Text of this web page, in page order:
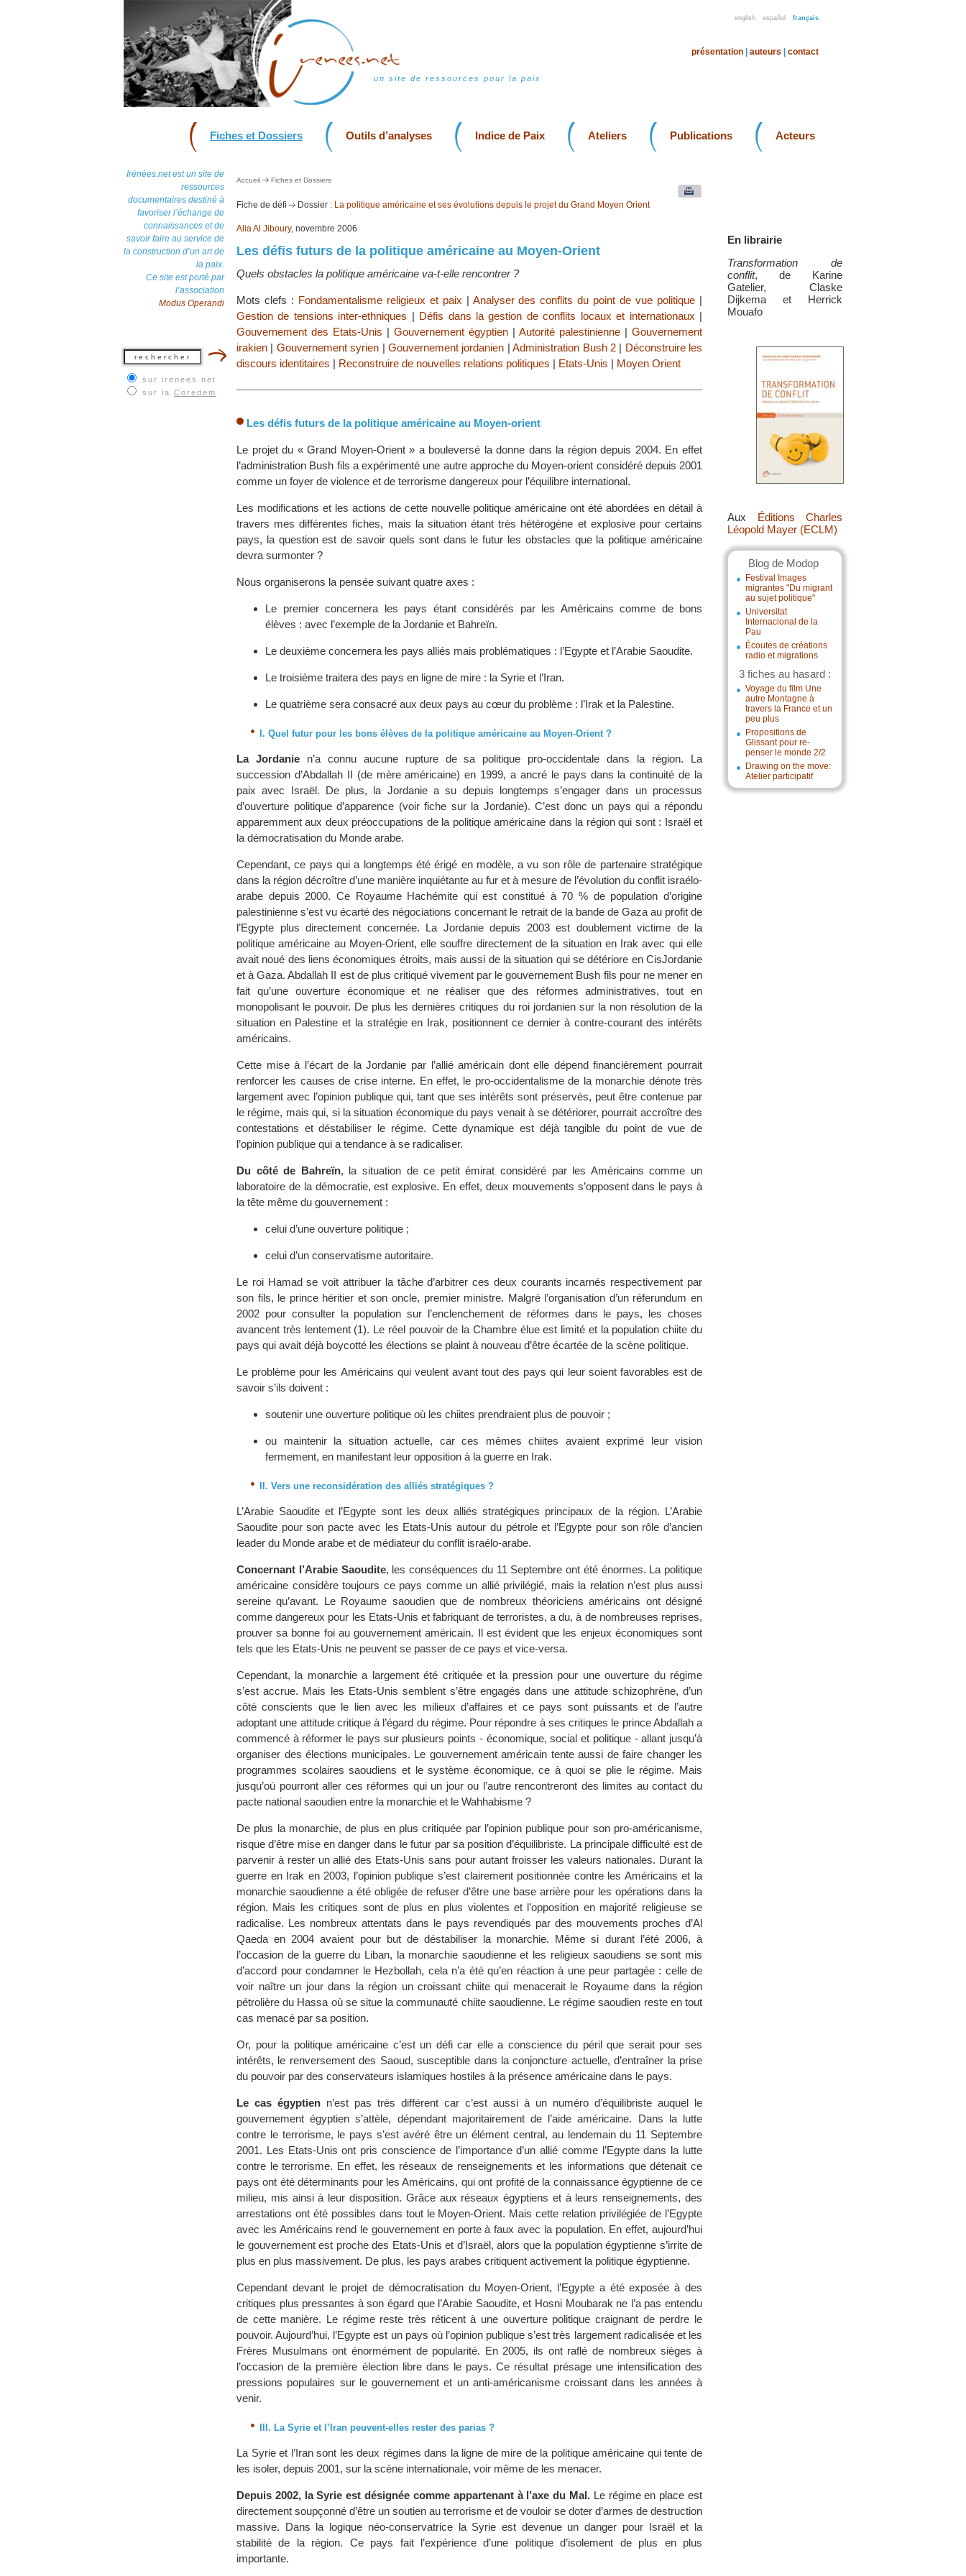
english español français
un site de ressources pour la paix
présentation auteurs contact
Fiches et Dossiers Outils d’analyses Indice de Paix Ateliers Publications Acteurs
Irénées.net est un site de
ressources
documentaires destiné à
favoriser l’échange de
connaissances et de
savoir faire au service de
la construction d’un art de
la paix.
Ce site est porté par
l’association
Modus Operandi
sur irenees.net
sur la Coredem
En librairie
Transformation de
conflit, de Karine
Gatelier, Claske
Dijkema et Herrick
Mouafo
Aux Éditions Charles
Léopold Mayer (ECLM)
Blog de Modop
Festival Images
migrantes "Du migrant
au sujet politique"
Universitat
Internacional de la
Pau
Écoutes de créations
radio et migrations
3 fiches au hasard :
Voyage du film Une
autre Montagne à
travers la France et un
peu plus
Propositions de
Glissant pour re-
penser le monde 2/2
Drawing on the move:
Atelier participatif
Accueil Fiches et Dossiers
Fiche de défi Dossier : La politique américaine et ses évolutions depuis le projet du Grand Moyen Orient
Alia Al Jiboury, novembre 2006
Les défis futurs de la politique américaine au Moyen-Orient
Quels obstacles la politique américaine va-t-elle rencontrer ?
Mots clefs : Fondamentalisme religieux et paix | Analyser des conflits du point de vue politique |
Gestion de tensions inter-ethniques | Défis dans la gestion de conflits locaux et internationaux |
Gouvernement des Etats-Unis | Gouvernement égyptien | Autorité palestinienne | Gouvernement
irakien | Gouvernement syrien | Gouvernement jordanien |Administration Bush 2| Déconstruire les
discours identitaires | Reconstruire de nouvelles relations politiques | Etats-Unis | Moyen Orient
Les défis futurs de la politique américaine au Moyen-orient
Le projet du « Grand Moyen-Orient » a bouleversé la donne dans la région depuis 2004. En effet
l’administration Bush fils a expérimenté une autre approche du Moyen-orient considéré depuis 2001
comme un foyer de violence et de terrorisme dangereux pour l’équilibre international.
Les modifications et les actions de cette nouvelle politique américaine ont été abordées en détail à
travers mes différentes fiches, mais la situation étant très hétérogène et explosive pour certains
pays, la question est de savoir quels sont dans le futur les obstacles que la politique américaine
devra surmonter ?
Nous organiserons la pensée suivant quatre axes :
Le premier concernera les pays étant considérés par les Américains comme de bons
élèves : avec l’exemple de la Jordanie et Bahreïn.
Le deuxième concernera les pays alliés mais problématiques : l’Egypte et l’Arabie Saoudite.
Le troisième traitera des pays en ligne de mire : la Syrie et l’Iran.
Le quatrième sera consacré aux deux pays au cœur du problème : l’Irak et la Palestine.
I. Quel futur pour les bons élèves de la politique américaine au Moyen-Orient ?
La Jordanien’a connu aucune rupture de sa politique pro-occidentale dans la région. La
succession d’Abdallah II (de mère américaine) en 1999, a ancré le pays dans la continuité de la
paix avec Israël. De plus, la Jordanie a su depuis longtemps s’engager dans un processus
d’ouverture politique d’apparence (voir fiche sur la Jordanie). C’est donc un pays qui a répondu
apparemment aux deux préoccupations de la politique américaine dans la région qui sont : Israël et
la démocratisation du Monde arabe.
Cependant, ce pays qui a longtemps été érigé en modèle, a vu son rôle de partenaire stratégique
dans la région décroître d’une manière inquiétante au fur et à mesure de l’évolution du conflit israélo-
arabe depuis 2000. Ce Royaume Hachémite qui est constitué à 70 % de population d’origine
palestinienne s’est vu écarté des négociations concernant le retrait de la bande de Gaza au profit de
l’Egypte plus directement concernée. La Jordanie depuis 2003 est doublement victime de la
politique américaine au Moyen-Orient, elle souffre directement de la situation en Irak avec qui elle
avait noué des liens économiques étroits, mais aussi de la situation qui se détériore en CisJordanie
et à Gaza. Abdallah II est de plus critiqué vivement par le gouvernement Bush fils pour ne mener en
fait qu’une ouverture économique et ne réaliser que des réformes administratives, tout en
monopolisant le pouvoir. De plus les dernières critiques du roi jordanien sur la non résolution de la
situation en Palestine et la stratégie en Irak, positionnent ce dernier à contre-courant des intérêts
américains.
Cette mise à l’écart de la Jordanie par l’allié américain dont elle dépend financièrement pourrait
renforcer les causes de crise interne. En effet, le pro-occidentalisme de la monarchie dénote très
largement avec l’opinion publique qui, tant que ses intérêts sont préservés, peut être contenue par
le régime, mais qui, si la situation économique du pays venait à se détériorer, pourrait accroître des
contestations et déstabiliser le régime. Cette dynamique est déjà tangible du point de vue de
l’opinion publique qui a tendance à se radicaliser.
Du côté de Bahreïn, la situation de ce petit émirat considéré par les Américains comme un
laboratoire de la démocratie, est explosive. En effet, deux mouvements s’opposent dans le pays à
la tête même du gouvernement :
celui d’une ouverture politique ;
celui d’un conservatisme autoritaire.
Le roi Hamad se voit attribuer la tâche d’arbitrer ces deux courants incarnés respectivement par
son fils, le prince héritier et son oncle, premier ministre. Malgré l’organisation d’un réferundum en
2002 pour consulter la population sur l’enclenchement de réformes dans le pays, les choses
avancent très lentement (1). Le réel pouvoir de la Chambre élue est limité et la population chiite du
pays qui avait déjà boycotté les élections se plaint à nouveau d’être écartée de la scène politique.
Le problème pour les Américains qui veulent avant tout des pays qui leur soient favorables est de
savoir s’ils doivent :
soutenir une ouverture politique où les chiites prendraient plus de pouvoir ;
ou maintenir la situation actuelle, car ces mêmes chiites avaient exprimé leur vision
fermement, en manifestant leur opposition à la guerre en Irak.
II. Vers une reconsidération des alliés stratégiques ?
L’Arabie Saoudite et l’Egypte sont les deux alliés stratégiques principaux de la région. L’Arabie
Saoudite pour son pacte avec les Etats-Unis autour du pétrole et l’Egypte pour son rôle d’ancien
leader du Monde arabe et de médiateur du conflit israélo-arabe.
Concernant l’Arabie Saoudite, les conséquences du 11 Septembre ont été énormes. La politique
américaine considère toujours ce pays comme un allié privilégié, mais la relation n’est plus aussi
sereine qu’avant. Le Royaume saoudien que de nombreux théoriciens américains ont désigné
comme dangereux pour les Etats-Unis et fabriquant de terroristes, a du, à de nombreuses reprises,
prouver sa bonne foi au gouvernement américain. Il est évident que les enjeux économiques sont
tels que les Etats-Unis ne peuvent se passer de ce pays et vice-versa.
Cependant, la monarchie a largement été critiquée et la pression pour une ouverture du régime
s’est accrue. Mais les Etats-Unis semblent s’être engagés dans une attitude schizophrène, d’un
côté conscients que le lien avec les milieux d’affaires et ce pays sont puissants et de l’autre
adoptant une attitude critique à l’égard du régime. Pour répondre à ses critiques le prince Abdallah a
commencé à réformer le pays sur plusieurs points - économique, social et politique - allant jusqu’à
organiser des élections municipales. Le gouvernement américain tente aussi de faire changer les
programmes scolaires saoudiens et le système économique, ce à quoi se plie le régime. Mais
jusqu’où pourront aller ces réformes qui un jour ou l’autre rencontreront des limites au contact du
pacte national saoudien entre la monarchie et le Wahhabisme ?
De plus la monarchie, de plus en plus critiquée par l’opinion publique pour son pro-américanisme,
risque d’être mise en danger dans le futur par sa position d’équilibriste. La principale difficulté est de
parvenir à rester un allié des Etats-Unis sans pour autant froisser les valeurs nationales. Durant la
guerre en Irak en 2003, l’opinion publique s’est clairement positionnée contre les Américains et la
monarchie saoudienne a été obligée de refuser d’être une base arrière pour les opérations dans la
région. Mais les critiques sont de plus en plus violentes et l’opposition en majorité religieuse se
radicalise. Les nombreux attentats dans le pays revendiqués par des mouvements proches d’Al
Qaeda en 2004 avaient pour but de déstabiliser la monarchie. Même si durant l’été 2006, à
l’occasion de la guerre du Liban, la monarchie saoudienne et les religieux saoudiens se sont mis
d’accord pour condamner le Hezbollah, cela n’a été qu’en réaction à une peur partagée : celle de
voir naître un jour dans la région un croissant chiite qui menacerait le Royaume dans la région
pétrolière du Hassa où se situe la communauté chiite saoudienne. Le régime saoudien reste en tout
cas menacé par sa position.
Or, pour la politique américaine c’est un défi car elle a conscience du péril que serait pour ses
intérêts, le renversement des Saoud, susceptible dans la conjoncture actuelle, d’entraîner la prise
du pouvoir par des conservateurs islamiques hostiles à la présence américaine dans le pays.
Le cas égyptien n’est pas très différent car c’est aussi à un numéro d’équilibriste auquel le
gouvernement égyptien s’attèle, dépendant majoritairement de l’aide américaine. Dans la lutte
contre le terrorisme, le pays s’est avéré être un élément central, au lendemain du 11 Septembre
2001. Les Etats-Unis ont pris conscience de l’importance d’un allié comme l’Egypte dans la lutte
contre le terrorisme. En effet, les réseaux de renseignements et les informations que détenait ce
pays ont été déterminants pour les Américains, qui ont profité de la connaissance égyptienne de ce
milieu, mis ainsi à leur disposition. Grâce aux réseaux égyptiens et à leurs renseignements, des
arrestations ont été possibles dans tout le Moyen-Orient. Mais cette relation privilégiée de l’Egypte
avec les Américains rend le gouvernement en porte à faux avec la population. En effet, aujourd’hui
le gouvernement est proche des Etats-Unis et d’Israël, alors que la population égyptienne s’irrite de
plus en plus massivement. De plus, les pays arabes critiquent activement la politique égyptienne.
Cependant devant le projet de démocratisation du Moyen-Orient, l’Egypte a été exposée à des
critiques plus pressantes à son égard que l’Arabie Saoudite, et Hosni Moubarak ne l’a pas entendu
de cette manière. Le régime reste très réticent à une ouverture politique craignant de perdre le
pouvoir. Aujourd’hui, l’Egypte est un pays où l’opinion publique s’est très largement radicalisée et les
Frères Musulmans ont énormément de popularité. En 2005, ils ont raflé de nombreux sièges à
l’occasion de la première élection libre dans le pays. Ce résultat présage une intensification des
pressions populaires sur le gouvernement et un anti-américanisme croissant dans les années à
venir.
III. La Syrie et l’Iran peuvent-elles rester des parias ?
La Syrie et l’Iran sont les deux régimes dans la ligne de mire de la politique américaine qui tente de
les isoler, depuis 2001, sur la scène internationale, voir même de les menacer.
Depuis 2002, la Syrie est désignée comme appartenant à l’axe du Mal.Le régime en place est
directement soupçonné d’être un soutien au terrorisme et de vouloir se doter d’armes de destruction
massive. Dans la logique néo-conservatrice la Syrie est devenue un danger pour Israël et la
stabilité de la région. Ce pays fait l’expérience d’une politique d’isolement de plus en plus
importante.